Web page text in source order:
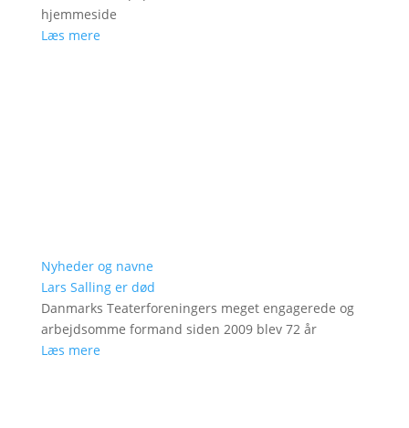
hjemmeside
Læs mere
Nyheder og navne
Lars Salling er død
Danmarks Teaterforeningers meget engagerede og
arbejdsomme formand siden 2009 blev 72 år
Læs mere